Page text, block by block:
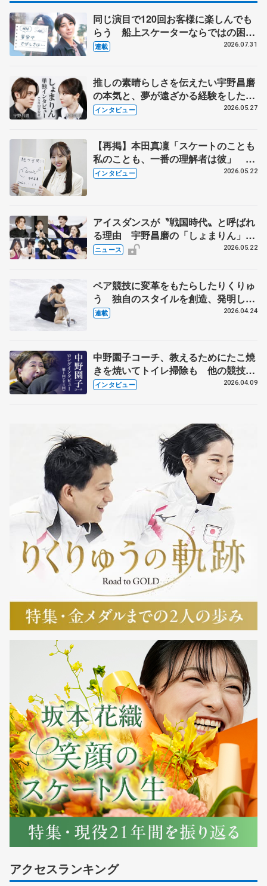
同じ演目で120回お客様に楽しんでも
らう 船上スケーターならではの困難
とは 影響あったPIW前キャプテン松
連載 2026.07.31
推しの素晴らしさを伝えたい宇野昌磨
の本気と、夢が遠ざかる経験をした本
田真凜の覚悟
インタビュー 2026.05.27
【再掲】本田真凜「スケートのことも
私のことも、一番の理解者は彼」 引
退時の単独インタビューで語った競技
インタビュー 2026.05.22
アイスダンスが〝戦国時代〟と呼ばれ
る理由 宇野昌磨の「しょまりん」ら
実力者が相次いで参戦 国内の競争激
ニュース 2026.05.22
ペア競技に変革をもたらしたりくりゅ
う 独自のスタイルを創造、発明した
【引退発表後②】
連載 2026.04.24
中野園子コーチ、教えるためにたこ焼
きを焼いてトイレ掃除も 他の競技に
も通用するという坂本花織の筋肉
インタビュー 2026.04.09
アクセスランキング